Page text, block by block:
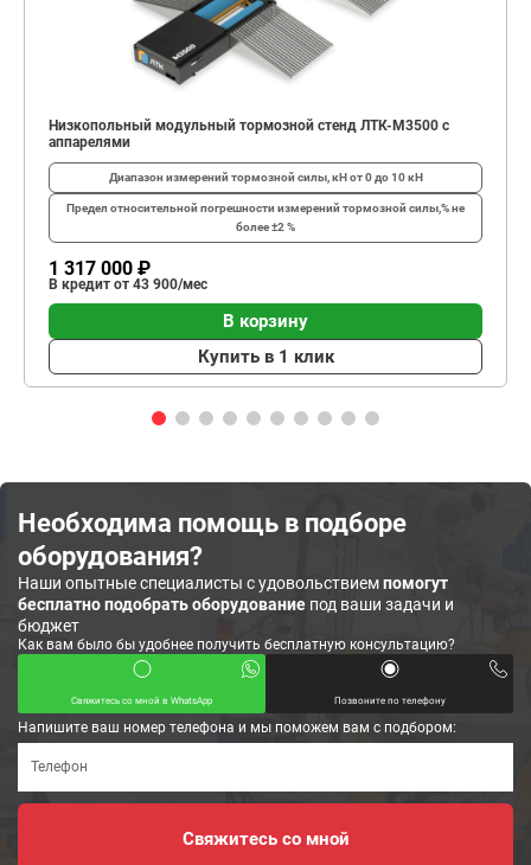
Низкопольный модульный тормозной стенд ЛТК-М3500 с
аппарелями
Диапазон измерений тормозной силы, кНот 0 до 10 кН
Предел относительной погрешности измерений тормозной силы,%не
более ±2 %
1 317 000 ₽
В кредит от 43 900/мес
В корзину
Купить в 1 клик
Необходима помощь в подборе
оборудования?
Наши опытные специалисты с удовольствиемпомогут
бесплатно подобрать оборудование под ваши задачи и
бюджет
Как вам было бы удобнее получить бесплатную консультацию?
Свяжитесь со мной в WhatsApp Позвоните по телефону
Напишите ваш номер телефона и мы поможем вам с подбором: